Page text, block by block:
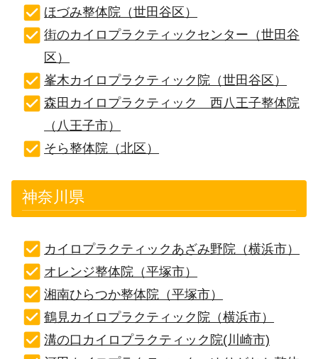
ほづみ整体院（世田谷区）
街のカイロプラクティックセンター（世田谷
区）
峯木カイロプラクティック院（世田谷区）
森田カイロプラクティック 西八王子整体院
（八王子市）
そら整体院（北区）
神奈川県
カイロプラクティックあざみ野院（横浜市）
オレンジ整体院（平塚市）
湘南ひらつか整体院（平塚市）
鶴見カイロプラクティック院（横浜市）
溝の口カイロプラクティック院(川崎市)